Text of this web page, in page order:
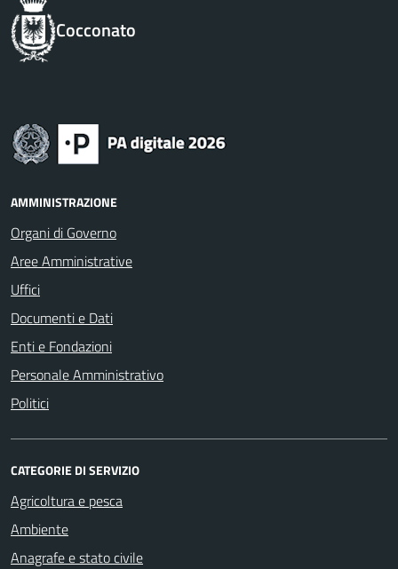
Cocconato
AMMINISTRAZIONE
Organi di Governo
Aree Amministrative
Uffici
Documenti e Dati
Enti e Fondazioni
Personale Amministrativo
Politici
CATEGORIE DI SERVIZIO
Agricoltura e pesca
Ambiente
Anagrafe e stato civile